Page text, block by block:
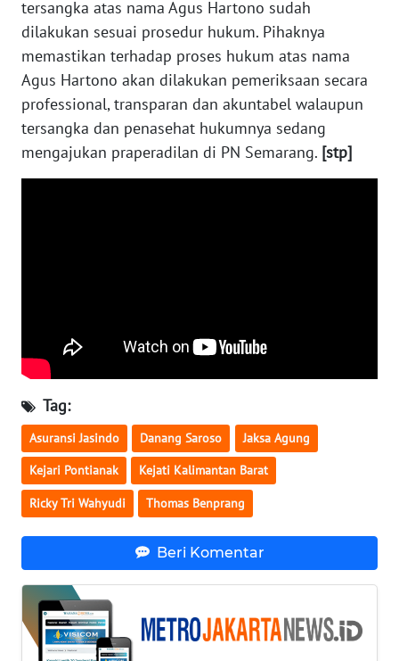
tersangka atas nama Agus Hartono sudah
dilakukan sesuai prosedur hukum. Pihaknya
memastikan terhadap proses hukum atas nama
Agus Hartono akan dilakukan pemeriksaan secara
professional, transparan dan akuntabel walaupun
tersangka dan penasehat hukumnya sedang
mengajukan praperadilan di PN Semarang. [stp]
Tag:
Asuransi Jasindo Danang Saroso Jaksa Agung
Kejari Pontianak Kejati Kalimantan Barat
Ricky Tri Wahyudi Thomas Benprang
Beri Komentar
SURABAYA
WN
BINTAN
WN
WN
BORNEO
Wahana
Media
Group
WAHANA
NEWS
WAHANA
TANI
WAHANA